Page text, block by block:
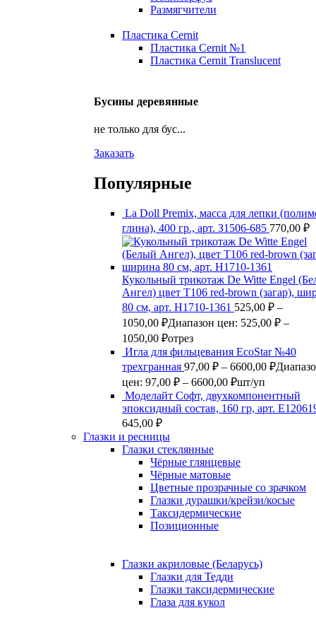
Размягчители
Пластика Cernit
Пластика Cernit №1
Пластика Cernit Translucent
Бусины деревянные
не только для бус...
Заказать
Популярные
La Doll Premix, масса для лепки
глина), 400 гр., арт. З1506-685 770,00 ₽
Кукольный трикотаж De Witte Engel
Ангел) цвет Т106 red-brown (загар),
80 см, арт. Н1710-1361 525,00 ₽ –
1050,00 ₽Диапазон цен: 525,00 ₽ –
1050,00 ₽отрез
Игла для фильцевания EcoStar №40
трехгранная 97,00 ₽ – 6600,00 ₽
цен: 97,00 ₽ – 6600,00 ₽шт/уп
Моделайт Софт, двухкомпонентный
эпоксидный состав, 160 гр, арт.
645,00 ₽
Глазки и ресницы
Глазки стеклянные
Чёрные глянцевые
Чёрные матовые
Цветные прозрачные со зрачком
Глазки дурашки/крейзи/косые
Таксидермические
Позиционные
Глазки акриловые (Беларусь)
Глазки для Тедди
Глазки таксидермические
Глаза для кукол